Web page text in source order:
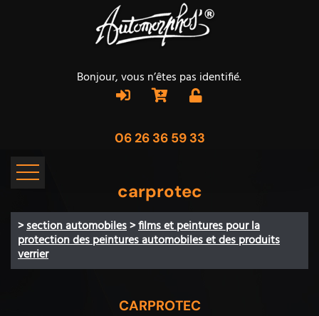
Bonjour, vous n’êtes pas identifié.
06 26 36 59 33
carprotec
>section automobiles>films et peintures pour la
protection des peintures automobiles et des produits
verrier
CARPROTEC